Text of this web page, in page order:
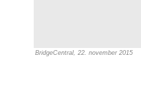
BridgeCentral, 22. november 2015